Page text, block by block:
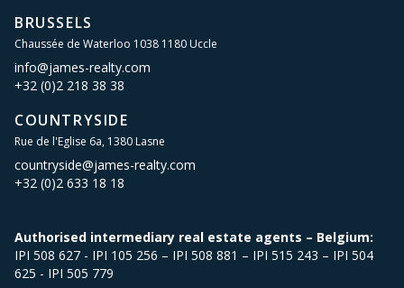
BRUSSELS
Chaussée de Waterloo 1038 1180 Uccle
info@james-realty.com
+32 (0)2 218 38 38
COUNTRYSIDE
Rue de l'Eglise 6a, 1380 Lasne
countryside@james-realty.com
+32 (0)2 633 18 18
Authorised intermediary real estate agents – Belgium:
IPI 508 627 - IPI 105 256 – IPI 508 881 – IPI 515 243 – IPI 504
625 - IPI 505 779